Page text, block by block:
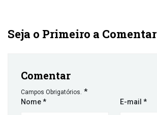
Seja o Primeiro a Comentar
Comentar
Campos Obrigatórios. *
Nome* E-mail *